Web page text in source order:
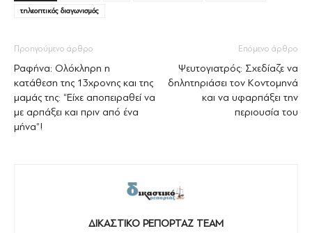
τηλεοπτικός διαγωνισμός
Προηγούμενο άρθρο
Ραφήνα: Ολόκληρη η
κατάθεση της 13χρονης και της
μαμάς της: “Είχε αποπειραθεί να
με αρπάξει και πριν από ένα
μήνα”!
Επόμενο άρθρο
Ψευτογιατρός: Σχεδίαζε να
δηλητηριάσει τον Κοντομηνά
και να υφαρπάξει την
περιουσία του
ΔΙΚΑΣΤΙΚΟ ΡΕΠΟΡΤΑΖ TEAM